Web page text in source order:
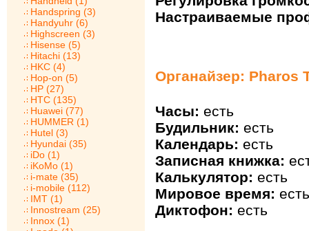
Handspring (3)
Handyuhr (6)
Highscreen (3)
Hisense (5)
Hitachi (13)
HKC (4)
Hop-on (5)
HP (27)
HTC (135)
Huawei (77)
HUMMER (1)
Hutel (3)
Hyundai (35)
iDo (1)
iKoMo (1)
i-mate (35)
i-mobile (112)
IMT (1)
Innostream (25)
Innox (1)
Настраиваемые
Органайзер: Pharos
Часы: есть
Будильник: есть
Календарь: есть
Записная книжка:
Калькулятор: есть
Мировое время: есть
Диктофон: есть